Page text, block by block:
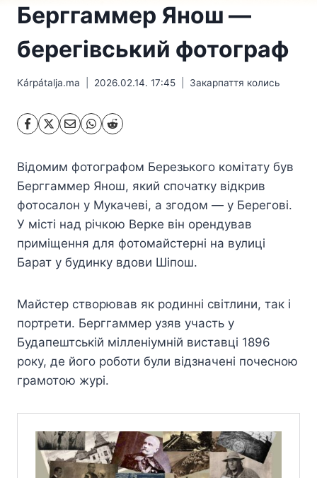
Берггаммер Янош —
берегівський фотограф
Kárpátalja.ma 2026.02.14. 17:45 Закарпаття колись
Відомим фотографом Березького комітату був
Берггаммер Янош, який спочатку відкрив
фотосалон у Мукачеві, а згодом — у Берегові.
У місті над річкою Верке він орендував
приміщення для фотомайстерні на вулиці
Барат у будинку вдови Шіпош.
Майстер створював як родинні світлини, так і
портрети. Берггаммер узяв участь у
Будапештській мілленіумній виставці 1896
року, де його роботи були відзначені почесною
грамотою журі.